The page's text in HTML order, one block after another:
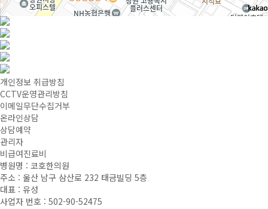
개인정보 취급방침
CCTV운영관리방침
이메일무단수집거부
온라인상담
상담예약
관리자
비급여진료비
병원명 : 코호한의원
주소 : 울산 남구 삼산로 232 태금빌딩 5층
대표 : 유성
사업자 번호 : 502-90-52475